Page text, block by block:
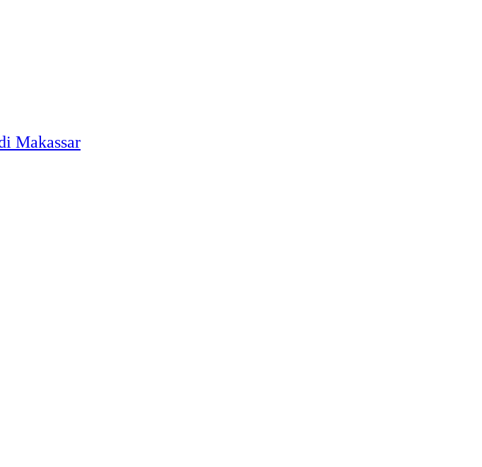
Makassar